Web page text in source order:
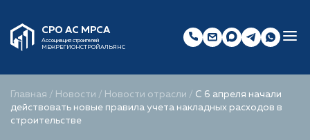
СРО АС МРСА
Ассоциация строителей
МЕЖРЕГИОНСТРОЙАЛЬЯНС
Главная / Новости / Новости отрасли / С 6 апреля начали
действовать новые правила учета накладных расходов в
строительстве